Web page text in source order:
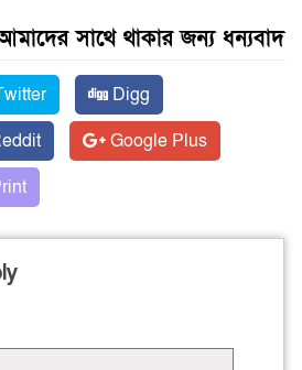
সাথে থাকার জন্য ধন্যবাদ
Digg
Google Plus